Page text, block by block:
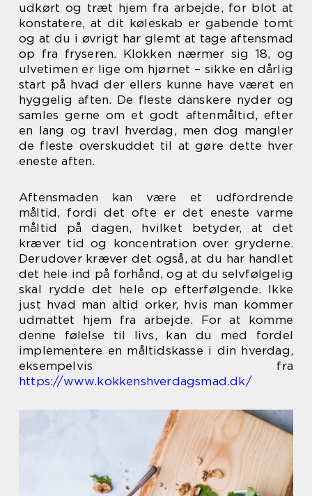
udkørt og træt hjem fra arbejde, for blot at
konstatere, at dit køleskab er gabende tomt
og at du i øvrigt har glemt at tage aftensmad
op fra fryseren. Klokken nærmer sig 18, og
ulvetimen er lige om hjørnet – sikke en dårlig
start på hvad der ellers kunne have været en
hyggelig aften. De fleste danskere nyder og
samles gerne om et godt aftenmåltid, efter
en lang og travl hverdag, men dog mangler
de fleste overskuddet til at gøre dette hver
eneste aften.
Aftensmaden kan være et udfordrende
måltid, fordi det ofte er det eneste varme
måltid på dagen, hvilket betyder, at det
kræver tid og koncentration over gryderne.
Derudover kræver det også, at du har handlet
det hele ind på forhånd, og at du selvfølgelig
skal rydde det hele op efterfølgende. Ikke
just hvad man altid orker, hvis man kommer
udmattet hjem fra arbejde. For at komme
denne følelse til livs, kan du med fordel
implementere en måltidskasse i din hverdag,
eksempelvis fra
https://www.kokkenshverdagsmad.dk/